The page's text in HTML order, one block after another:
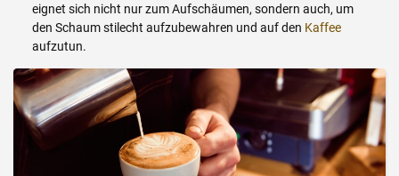
eignet sich nicht nur zum Aufschäumen, sondern auch, um
den Schaum stilecht aufzubewahren und auf den Kaffee
aufzutun.